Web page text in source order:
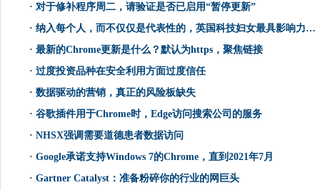
· 对于修补程序周二，请验证是否已启用“暂停更新”
· 纳入每个人，而不仅仅是代表性的，英国科技妇女最具影响力的妇女
· 最新的Chrome更新是什么？默认为https，聚焦链接
· 过度投资品种在安全利用方面过度信任
· 数据驱动的营销，真正的风险板缺失
· 谷歌插件用于Chrome时，Edge访问搜索公司的服务
· NHSX强调需要道德患者数据访问
· Google承诺支持Windows 7的Chrome，直到2021年7月
· Gartner Catalyst：准备粉碎你的行业的网巨头